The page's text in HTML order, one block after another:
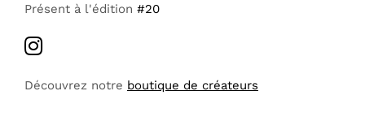
Présent à l'édition #20
Découvrez notre boutique de créateurs